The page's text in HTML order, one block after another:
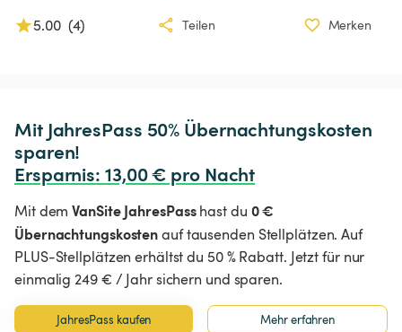
5.00 (4) Teilen Merken
Mit JahresPass 50% Übernachtungskosten
Ersparnis: 13,00 € pro Nacht
Mit demVanSite JahresPasshast du 0 €
Übernachtungskostenauf tausenden Stellplätzen. Auf
PLUS-Stellplätzen erhältst du 50 % Rabatt. Jetzt für nur
einmalig 249 € / Jahr sichern und sparen.
JahresPass kaufen Mehr erfahren